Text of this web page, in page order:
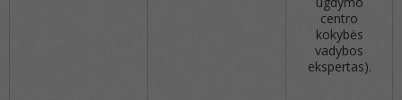
centro
kokybės
vadybos
ekspertas).